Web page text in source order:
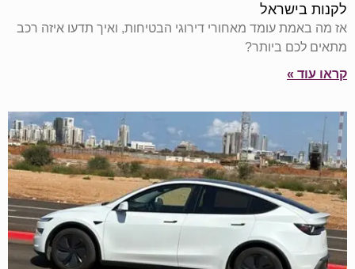
לקנות בישראל
אז מה באמת עומד מאחורי דירוגי הבטיחות, ואיך תדעו איזה רכב
מתאים לכם ביותר?
קראו עוד »